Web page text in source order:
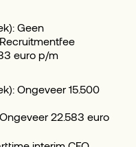
Geen
euro p/m
Ongeveer 15.500
22.583 euro